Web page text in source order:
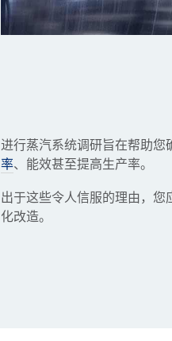
进行蒸汽系统调研旨在帮助您
率、能效甚至提高生产率。
出于这些令人信服的理由，
化改造。